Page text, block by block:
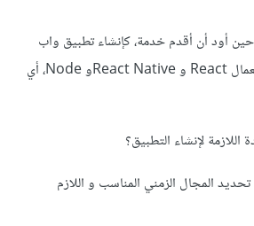
أود أن أقدم خدمة، كإنشاء تطبيق واب
أو هاتف من الصفر، بإستعمال React و React Nativeو Node، أي
لإنشاء التطبيق؟
المجال الزمني المناسب و اللازم